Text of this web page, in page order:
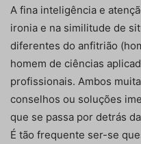
A fina inteligência e
ironia e na similitude de
diferentes do anfitrião
homem de ciências
profissionais. Ambos
conselhos ou soluções
que se passa por detrás
É tão frequente ser-se